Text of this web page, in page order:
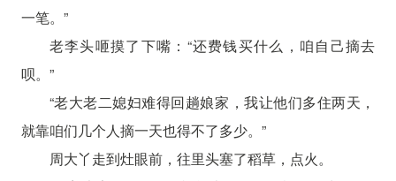
一笔。”
老李头咂摸了下嘴：“还费钱买什么，咱自己摘去
呗。”
“老大老二媳妇难得回趟娘家，我让他们多住两天，
就靠咱们几个人摘一天也得不了多少。”
周大丫走到灶眼前，往里头塞了稻草，点火。